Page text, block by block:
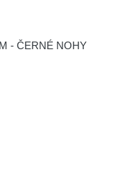
- ČERNÉ NOHY